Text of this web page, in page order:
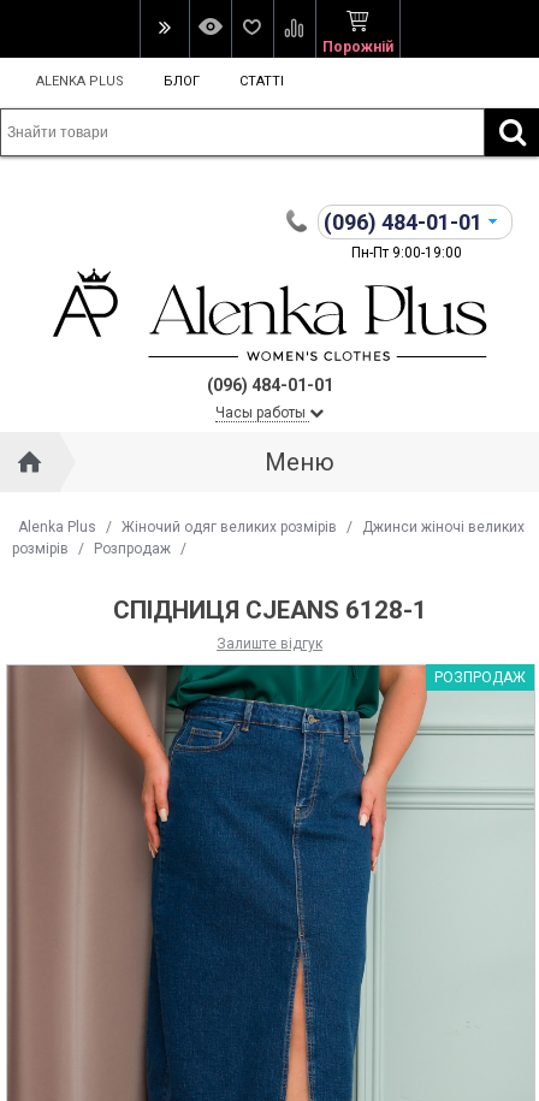
Порожній
ALENKA PLUS БЛОГ СТАТТІ
(096) 484-01-01
Пн-Пт 9:00-19:00
(096) 484-01-01
Часы работы
Меню
Alenka Plus / Жіночий одяг великих розмірів /
Джинси жіночі великих
розмірів
/ Розпродаж /
СПІДНИЦЯ CJEANS 6128-1
Залиште відгук
РОЗПРОДАЖ